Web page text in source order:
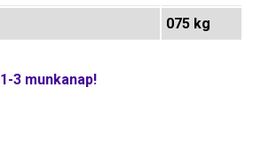
075 kg
1-3 munkanap!